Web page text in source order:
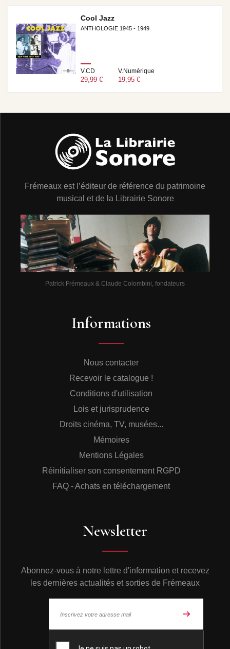
Cool Jazz
ANTHOLOGIE 1945 - 1949
V.CD
29,99 €
V.Numérique
19,95 €
Frémeaux est l’éditeur de référence du patrimoine
musical et de la Librairie Sonore
Patrick Frémeaux & Claude Colombini, fondateurs
Informations
Nous contacter
Recevoir le catalogue !
Conditions d'utilisation
Lois et jurisprudence
Droits cinéma, TV, musées...
Mémoires
Mentions Légales
Réinitialiser son consentement RGPD
FAQ - Achats en téléchargement
Newsletter
Abonnez-vous à notre lettre d'information et recevez
les dernières actualités et sorties de Frémeaux